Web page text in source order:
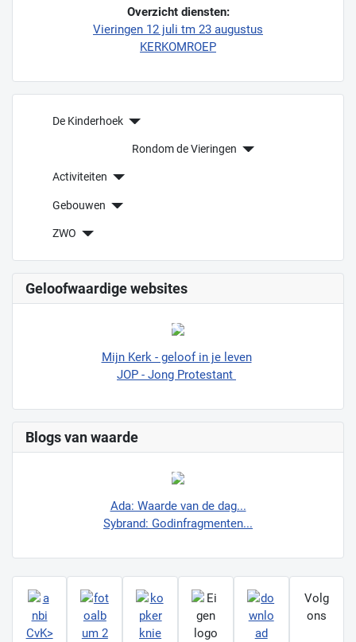
Overzicht diensten:
Vieringen 12 juli tm 23 augustus
KERKOMROEP
De Kinderhoek
Rondom de Vieringen
Activiteiten
Gebouwen
ZWO
Geloofwaardige websites
Mijn Kerk - geloof in je leven
JOP - Jong Protestant
Blogs van waarde
Ada: Waarde van de dag...
Sybrand: Godinfragmenten...
CvK>
Volg
ons